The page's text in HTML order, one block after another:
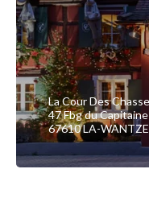
La Cour Des
47 Fbg du
67610 LA-